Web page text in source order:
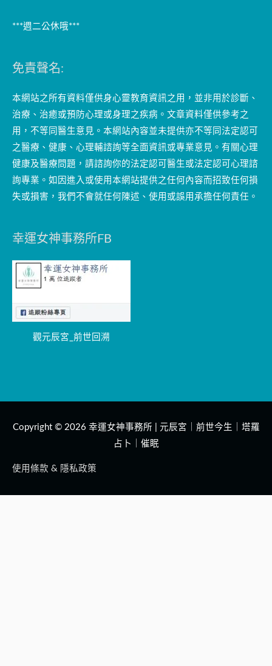
***週二公休哦***
免責聲名:
本網站之所有資料僅供身心靈教育資訊之用，並非用於診斷、
治療、治癒或預防心理或身理之疾病。文章資料僅供參考之
用，不等同醫生意見。本網站內容並未提供亦不等同法定認可
之醫療、健康、心理輔諮詢等全面資訊或專業意見。有關心理
健康及醫療問題，請諮詢你的法定認可醫生或法定認可心理諮
詢專業。如因進入或使用本網站提供之任何內容而招致任何損
失或損害，我們不會就任何陳述、使用或誤用承擔任何責任。
幸運女神事務所FB
觀元辰宮_前世回溯
Copyright © 2026 幸運女神事務所 | 元辰宮｜前世今生｜塔羅
占卜｜催眠
使用條款 & 隱私政策